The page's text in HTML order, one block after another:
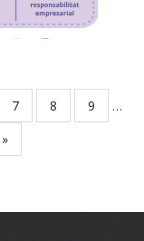
Page
7 Page
8 Page
9
…